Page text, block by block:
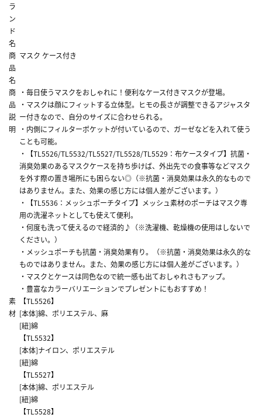
ラ
ン
ド
名
商
品
名
マスク ケース付き
商
品
説
明
・毎日使うマスクをおしゃれに！便利なケース付きマスクが登場。
・マスクは顔にフィットする立体型。ヒモの長さが調整できるアジャスタ
ー付きなので、自分のサイズに合わせられる。
・内側にフィルターポケットが付いているので、ガーゼなどを入れて使う
ことも可能。
・【TL5526/TL5532/TL5527/TL5528/TL5529：布ケースタイプ】抗菌・
消臭効果のあるマスクケースを持ち歩けば、外出先での食事等などマスク
を外す際の置き場所にも困らない◎（※抗菌・消臭効果は永久的なもので
はありません。また、効果の感じ方には個人差がございます。）
・【TL5536：メッシュポーチタイプ】メッシュ素材のポーチはマスク専
用の洗濯ネットとしても使えて便利。
・何度も洗って使えるので経済的♪（※洗濯機、乾燥機の使用はしないで
ください。）
・メッシュポーチも抗菌・消臭効果有り。（※抗菌・消臭効果は永久的な
ものではありません。また、効果の感じ方には個人差がございます。）
・マスクとケースは同色なので統一感も出ておしゃれさもアップ。
・豊富なカラーバリエーションでプレゼントにもおすすめ！
素
材
【TL5526】
[本体]綿、ポリエステル、麻
[紐]綿
【TL5532】
[本体]ナイロン、ポリエステル
[紐]綿
【TL5527】
[本体]綿、ポリエステル
[紐]綿
【TL5528】